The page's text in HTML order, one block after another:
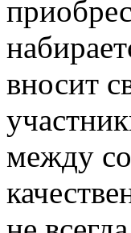
вносит
между